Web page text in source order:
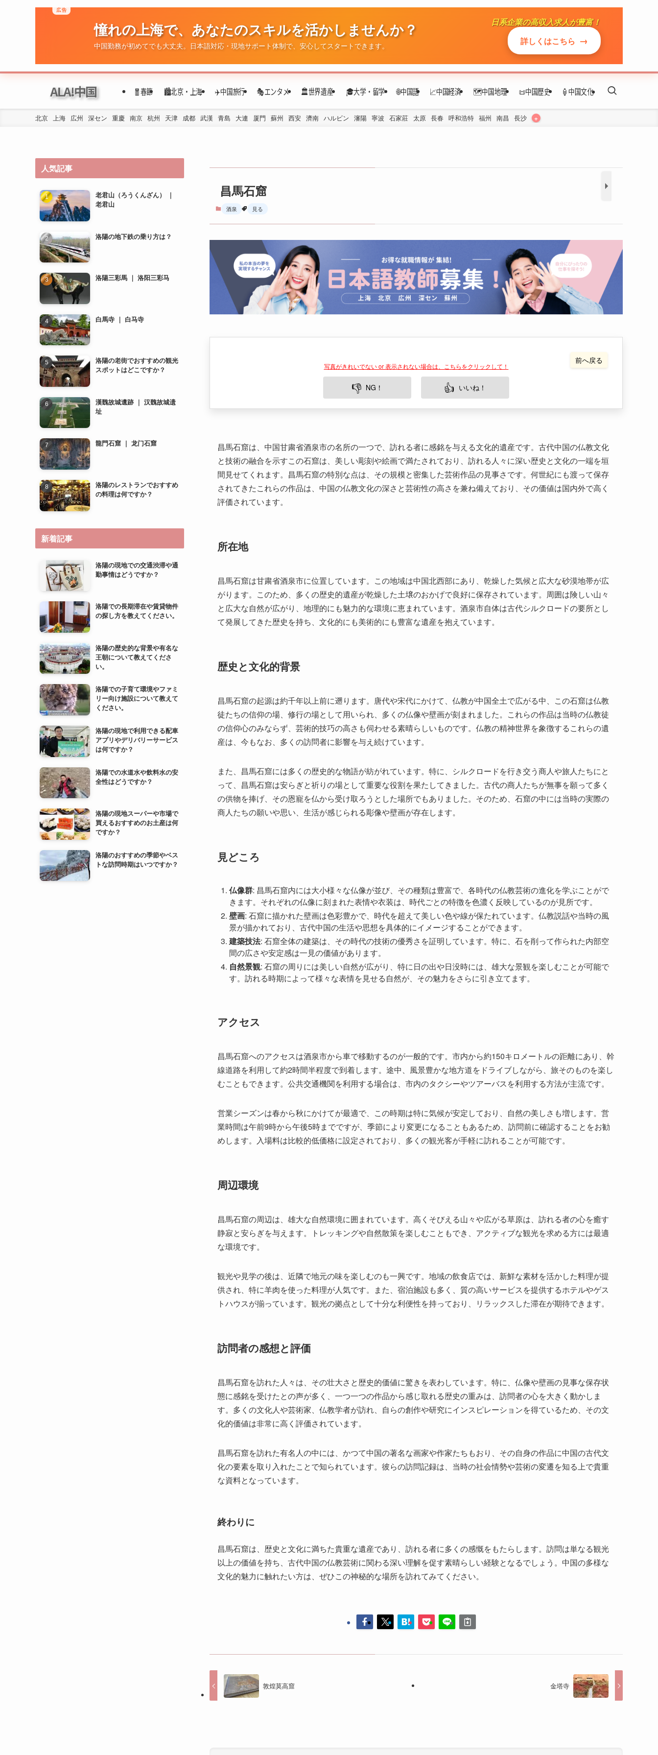
広告
憧れの上海で、あなたのスキルを活かしませんか？
中国勤務が初めてでも大丈夫。日本語対応・現地サポート体制で、安心してスタートできます。
日系企業の高収入求人が豊富！
詳しくはこちら →
ALA!中国 🧧春節 🏙️北京・上海 ✈️中国旅行 🎭エンタメ 🏛️世界遺産 🎓大学・留学 🌐中国語 📈中国経済 🗺️中国地理 📜中国歴史 🏮中国文化
北京 上海 広州 深セン 重慶 南京 杭州 天津 成都 武漢 青島 大連 厦門 蘇州 西安 濟南 ハルビン 瀋陽 寧波 石家莊 太原 長春 呼和浩特 福州 南昌 長沙 +
昌馬石窟
酒泉 見る
前へ戻る
写真がきれいでない or 表示されない場合は、こちらをクリックして！
昌馬石窟は、中国甘粛省酒泉市の名所の一つで、訪れる者に感銘を与える文化的遺産です。古代中国の仏教文化
と技術の融合を示すこの石窟は、美しい彫刻や絵画で満たされており、訪れる人々に深い歴史と文化の一端を垣
間見せてくれます。昌馬石窟の特別な点は、その規模と密集した芸術作品の見事さです。何世紀にも渡って保存
されてきたこれらの作品は、中国の仏教文化の深さと芸術性の高さを兼ね備えており、その価値は国内外で高く
所在地
と広大な自然が広がり、地理的にも魅力的な環境に恵まれています。酒泉市自体は古代シルクロードの要所とし
歴史と文化的背景
昌馬石窟の起源は約千年以上前に遡ります。唐代や宋代にかけて、仏教が中国全土で広がる中、この石窟は仏教
徒たちの信仰の場、修行の場として用いられ、多くの仏像や壁画が刻まれました。これらの作品は当時の仏教徒
の信仰心のみならず、芸術的技巧の高さも伺わせる素晴らしいものです。仏教の精神世界を象徴するこれらの遺
また、昌馬石窟には多くの歴史的な物語が紡がれています。特に、シルクロードを行き交う商人や旅人たちにと
の供物を捧げ、その恩寵を仏から受け取ろうとした場所でもありました。そのため、石窟の中には当時の実際の
商人たちの願いや思い、生活が感じられる彫像や壁画が存在します。
見どころ
仏像群 : 昌馬石窟内には大小様々な仏像が並び、その種類は豊富で、各時代の仏教芸術の進化を学ぶことがで
景が描かれており、古代中国の生活や思想を具体的にイメージすることができます。
建築技法
自然景観: 石窟の周りには美しい自然が広がり、特に日の出や日没時には、雄大な景観を楽しむことが可能で
す。訪れる時期によって様々な表情を見せる自然が、その魅力をさらに引き立てます。
アクセス
昌馬石窟へのアクセスは酒泉市から車で移動するのが一般的です。市内から約150キロメートルの距離にあり、幹
業時間は午前9時から午後5時までですが、季節により変更になることもあるため、訪問前に確認することをお勧
めします。入場料は比較的低価格に設定されており、多くの観光客が手軽に訪れることが可能です。
昌馬石窟の周辺は、雄大な自然環境に囲まれています。高くそびえる山々や広がる草原は、訪れる者の心を癒す
静寂と安らぎを与えます。トレッキングや自然散策を楽しむこともでき、アクティブな観光を求める方には最適
観光や見学の後は、近隣で地元の味を楽しむのも一興です。地域の飲食店では、新鮮な素材を活かした料理が提
供され、特に羊肉を使った料理が人気です。また、宿泊施設も多く、質の高いサービスを提供するホテルやゲス
トハウスが揃っています。観光の拠点として十分な利便性を持っており、リラックスした滞在が期待できます。
化的価値は非常に高く評価されています。
人気記事
老君山（ろうくんざん） ｜
老君山
洛陽の地下鉄の乗り方は？
洛陽三彩馬 ｜ 洛阳三彩马
白馬寺 ｜ 白马寺
洛陽の老街でおすすめの観光
スポットはどこですか？
漢魏故城遺跡 ｜ 汉魏故城遗
址
龍門石窟 ｜ 龙门石窟
洛陽のレストランでおすすめ
の料理は何ですか？
新着記事
洛陽の現地での交通渋滞や通
勤事情はどうですか？
洛陽での長期滞在や賃貸物件
の探し方を教えてください。
洛陽の歴史的な背景や有名な
王朝について教えてくださ
い。
洛陽での子育て環境やファミ
リー向け施設について教えて
ください。
洛陽の現地で利用できる配車
アプリやデリバリーサービス
は何ですか？
洛陽での水道水や飲料水の安
全性はどうですか？
洛陽の現地スーパーや市場で
買えるおすすめのお土産は何
ですか？
洛陽のおすすめの季節やベス
トな訪問時期はいつですか？
地下鉄
人物
大学＆留学